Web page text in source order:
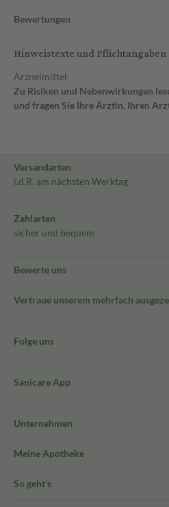
Bewertungen
Hinweistexte und Pflichtangaben
Arzneimittel
Zu Risiken und Nebenwirkungen
und fragen Sie Ihre Ärztin, Ihren
Versandarten
i.d.R. am nächsten Werktag
Zahlarten
sicher und bequem
Bewerte uns
Vertraue unserem mehrfach
Folge uns
Sanicare App
Unternehmen
Meine Apotheke
So geht's